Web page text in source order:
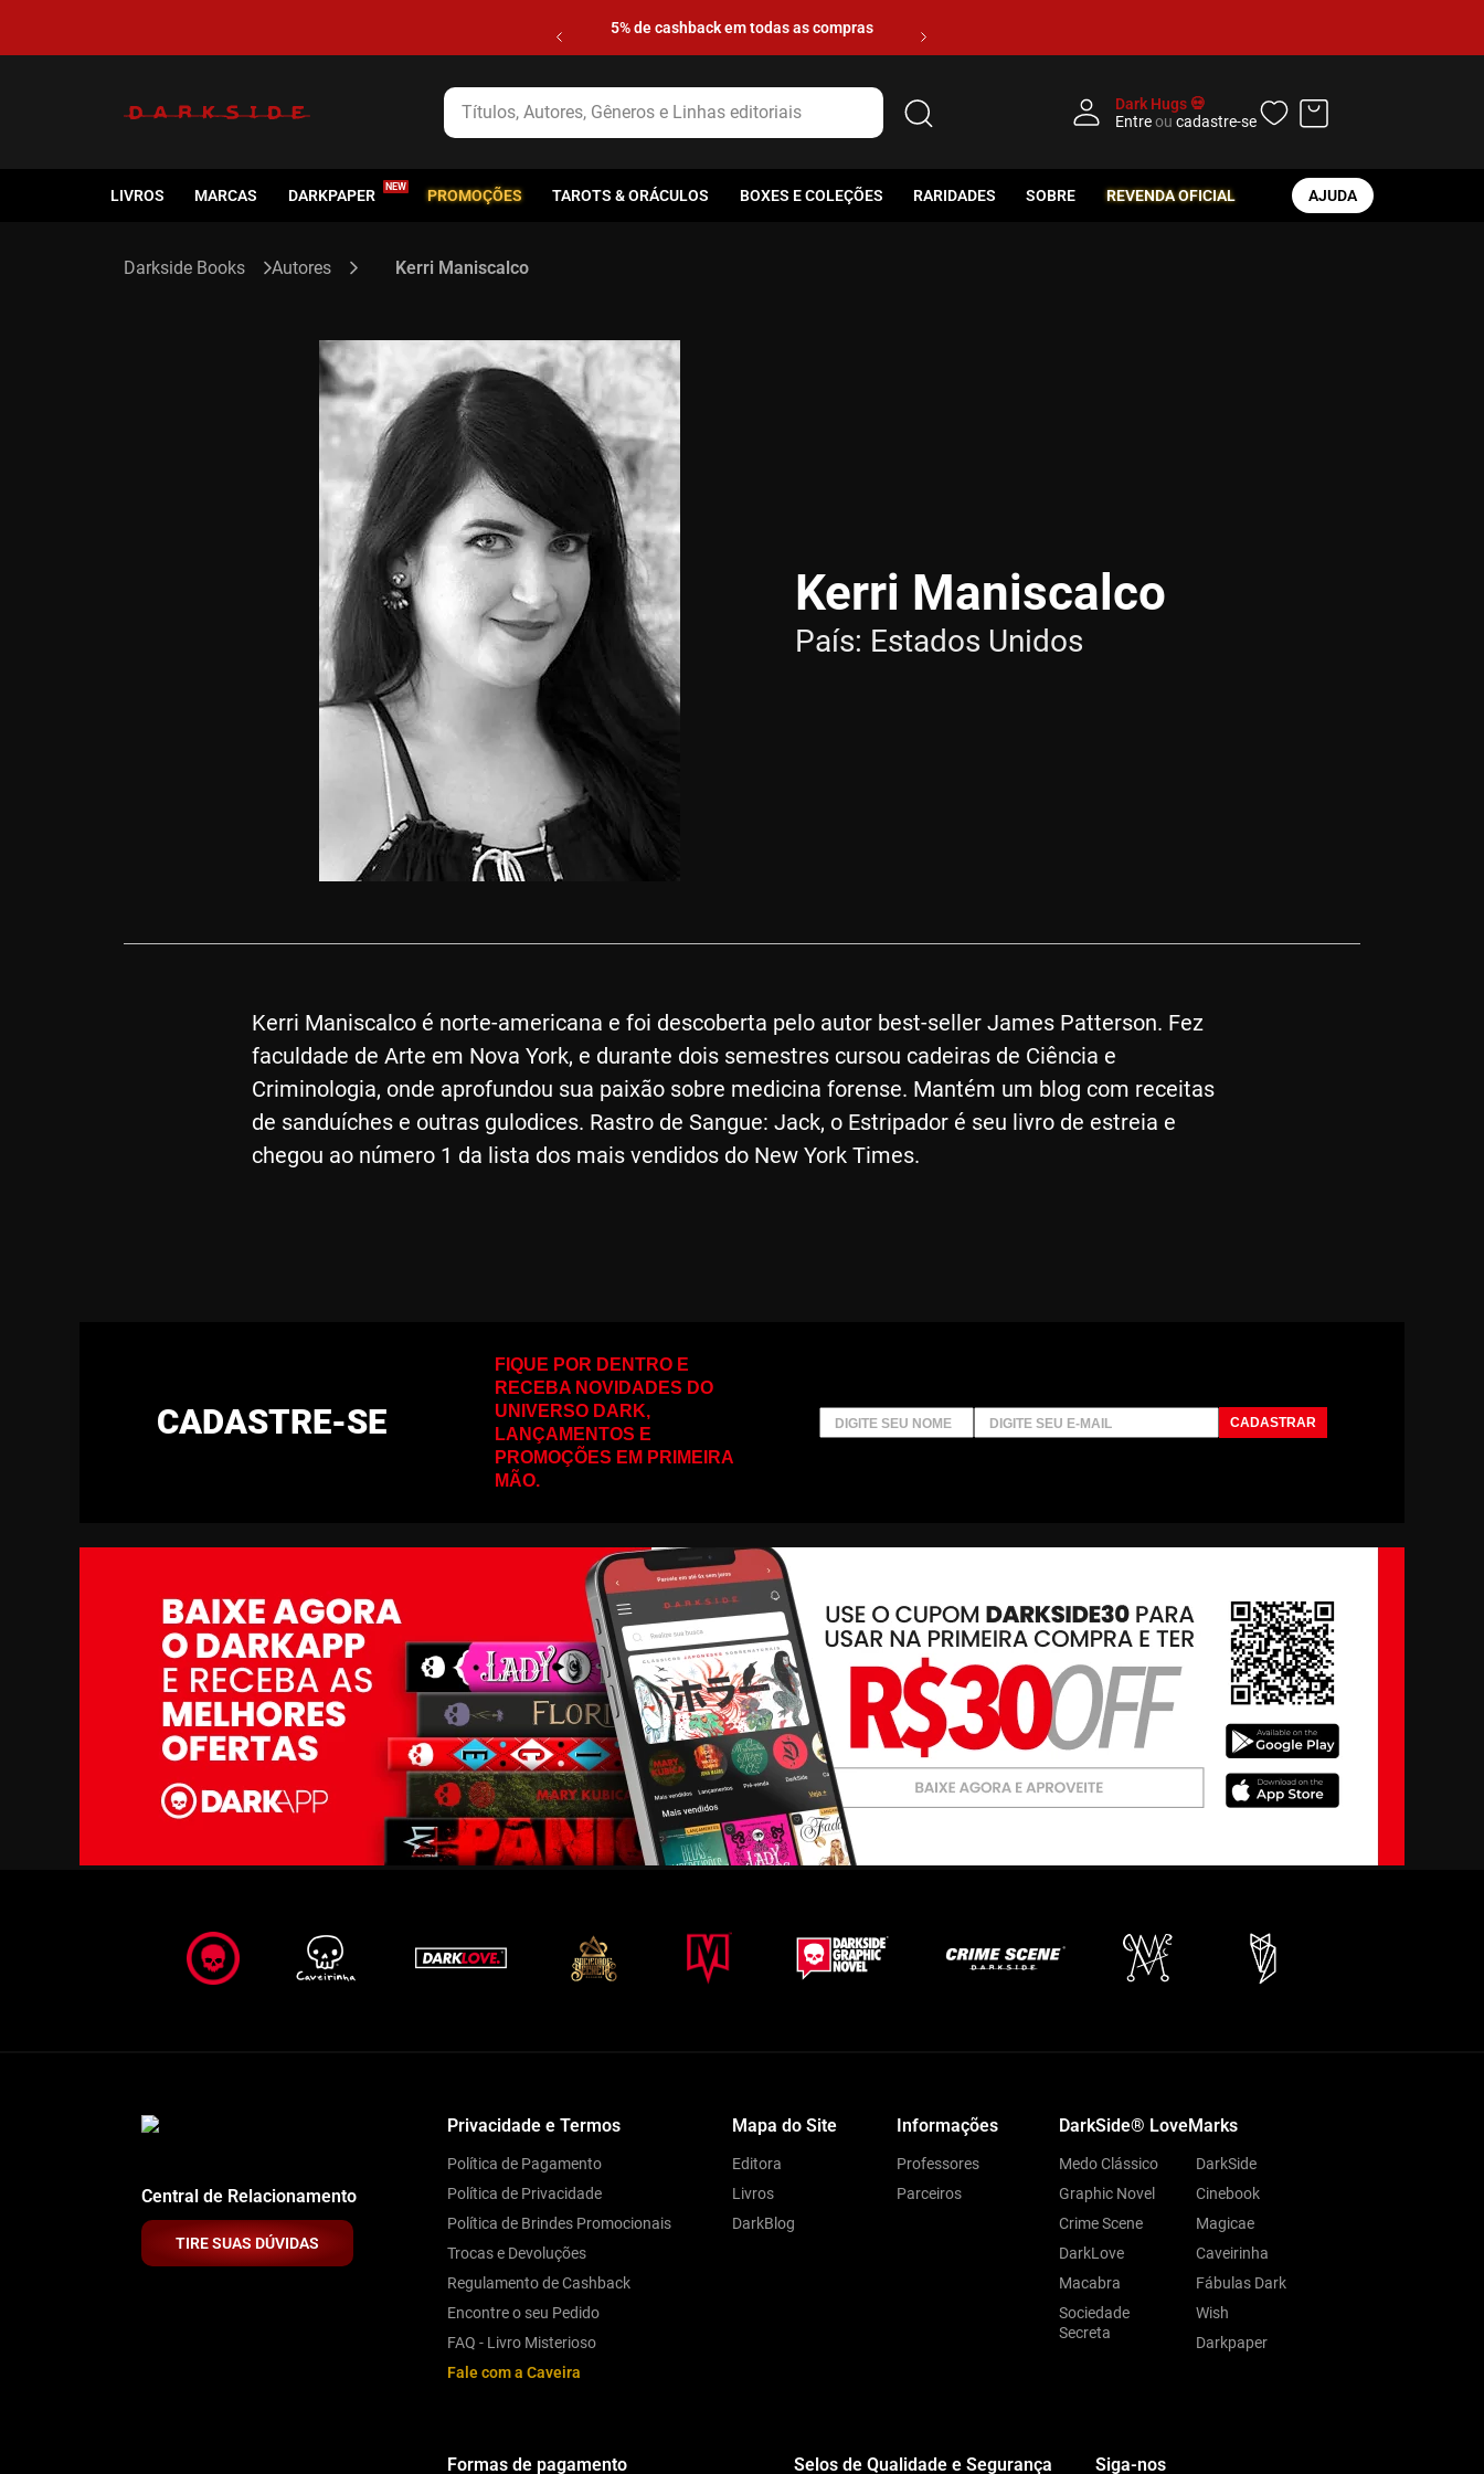
5% de cashback em todas as compras
Títulos, Autores, Gêneros e Linhas editoriais
Dark Hugs 💀
Entreou cadastre-se
LIVROS MARCAS DARKPAPER PROMOÇÕES TAROTS & ORÁCULOS BOXES E COLEÇÕES RARIDADES SOBRE REVENDA OFICIAL AJUDA
Autores Kerri Maniscalco
Kerri Maniscalco
País: Estados Unidos
Kerri Maniscalco é norte-americana e foi descoberta pelo autor best-seller James Patterson. Fez
faculdade de Arte em Nova York, e durante dois semestres cursou cadeiras de Ciência e
Criminologia, onde aprofundou sua paixão sobre medicina forense. Mantém um blog com receitas
de sanduíches e outras gulodices. Rastro de Sangue: Jack, o Estripador é seu livro de estreia e
chegou ao número 1 da lista dos mais vendidos do New York Times.
CADASTRE-SE
FIQUE POR DENTRO E
RECEBA NOVIDADES DO
UNIVERSO DARK,
LANÇAMENTOS E
PROMOÇÕES EM PRIMEIRA
MÃO.
CADASTRAR
Central de Relacionamento
TIRE SUAS DÚVIDAS
Privacidade e Termos
Política de Pagamento
Política de Privacidade
Política de Brindes Promocionais
Trocas e Devoluções
Regulamento de Cashback
Encontre o seu Pedido
FAQ - Livro Misterioso
Fale com a Caveira
Mapa do Site
Editora
Livros
DarkBlog
Informações
Professores
Parceiros
DarkSide® LoveMarks
Medo Clássico
Graphic Novel
Crime Scene
DarkLove
Macabra
Sociedade
Secreta
DarkSide
Cinebook
Magicae
Caveirinha
Fábulas Dark
Wish
Darkpaper
Formas de pagamento Selos de Qualidade e Segurança Siga-nos